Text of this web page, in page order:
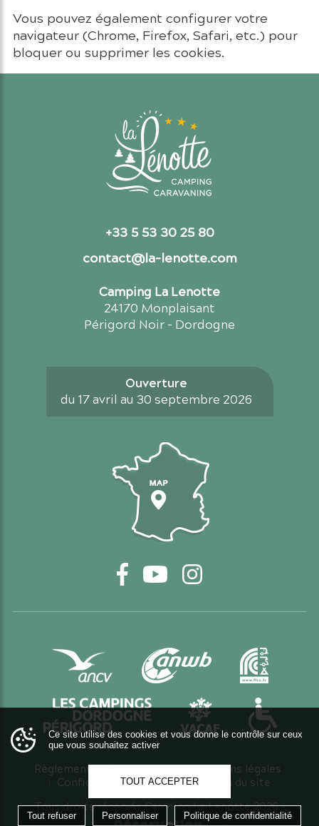
Vous pouvez également configurer votre
navigateur (Chrome, Firefox, Safari, etc.) pour
bloquer ou supprimer les cookies.
Camping La Lenotte
24170 Monplaisant
Périgord Noir - Dordogne
Ouverture
du 17 avril au 30 septembre 2026
+33 5 53 30 25 80
contact@la-lenotte.com
Carte d'accès
Règlement intérieur CGV
Mentions légales
Confidentialité et cookies
Plan du site
Tous droits réservés Camping La Lenotte 2026 -
Création de site e.Berger
Ce site utilise des cookies et vous donne le contrôle sur ceux
que vous souhaitez activer
TOUT ACCEPTER
Tout refuser Personnaliser Politique de confidentialité